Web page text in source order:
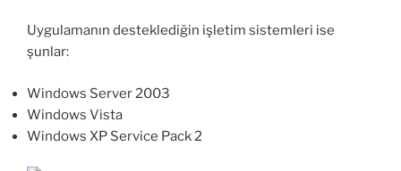
Uygulamanın desteklediğin işletim sistemleri ise
şunlar:
Windows Server 2003
Windows Vista
Windows XP Service Pack 2